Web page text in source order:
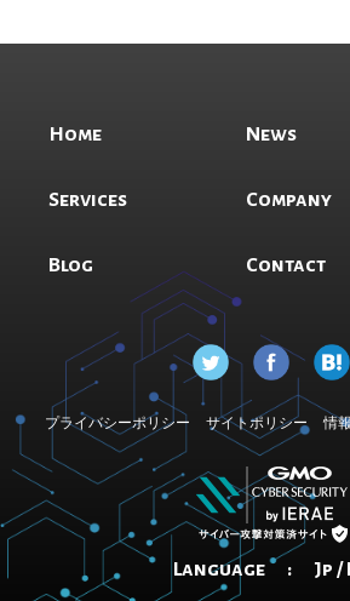
Home News
Services Company
Blog Contact
プライバシーポリシー サイトポリシー 情
Language : Jp /